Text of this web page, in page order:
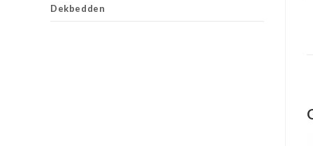
Dekbedden